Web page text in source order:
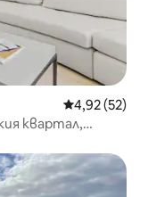
Средна
4,92 (52)
квартал,